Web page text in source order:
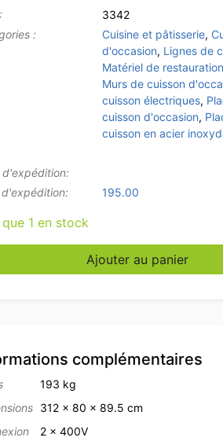
3342
:
Cuisine et pâtisserie,
d'occasion, Lignes de
Matériel de
Murs de cuisson
cuisson électriques,
cuisson d'occasion,
cuisson en acier
d'expédition:
d'expédition:
195.00
que 1 en stock
de Ligne de cuisson en acier
Ajouter au panier
complémentaires
193 kg
312 × 80 × 89.5 cm
2 x 400V